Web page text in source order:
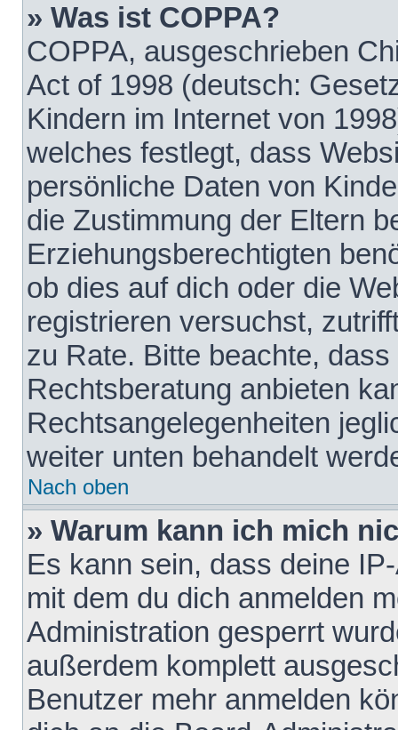
» Was ist COPPA?
COPPA, ausgeschrieben
Act of 1998 (deutsch:
Kindern im Internet von
welches festlegt, dass
persönliche Daten von
die Zustimmung der Eltern
Erziehungsberechtigten
ob dies auf dich oder die
registrieren versuchst,
zu Rate. Bitte beachte,
Rechtsberatung anbieten
Rechtsangelegenheiten
weiter unten behandelt
Nach oben
» Warum kann ich mich
Es kann sein, dass deine
mit dem du dich anmelden
Administration gesperrt
außerdem komplett
Benutzer mehr anmelden